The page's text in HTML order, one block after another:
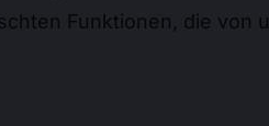
한국어
Funktionen, die von